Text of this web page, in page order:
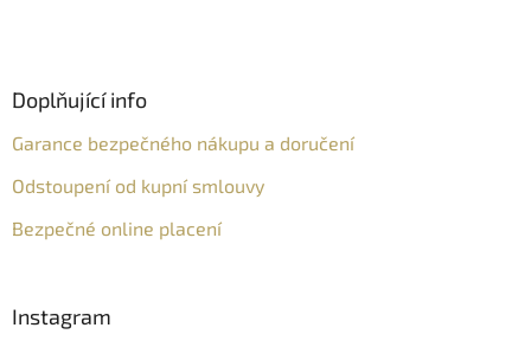
Doplňující info
Garance bezpečného nákupu a doručení
Odstoupení od kupní smlouvy
Bezpečné online placení
Instagram